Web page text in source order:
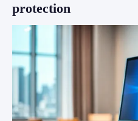
protection